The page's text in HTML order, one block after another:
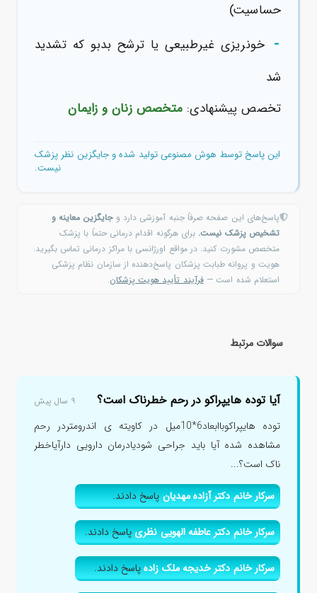
حساسیت)
- خونریزی غیرطبیعی یا ترشح بدبو که تشدید
شد
تخصص پیشنهادی: متخصص زنان و زایمان
این پاسخ توسط هوش مصنوعی تولید شده و جایگزین نظر پزشک
نیست.
پاسخ‌های این صفحه صرفاً جنبه آموزشی دارد وجایگزین معاینه و
تشخیص پزشک نیست. برای هرگونه اقدام درمانی حتماً با پزشک
متخصص مشورت کنید. در مواقع اورژانسی با مراکز درمانی تماس بگیرید.
هویت و پروانه طبابت پزشکان پاسخ‌دهنده از سازمان نظام پزشکی
استعلام شده است —فرآیند تأیید هویت پزشکان.
سوالات مرتبط
آیا توده هایپراکو در رحم خطرناک است؟ ۹ سال پیش
توده هایپراکوباابعاد6*10میل در کاویته ی اندرومتردر رحم
مشاهده شده آیا باید جراحی شودیادرمان دارویی دارآیاخطر
ناک است؟...
سرکار خانم دکتر آزاده مهدیانپاسخ دادند.
سرکار خانم دکتر عاطفه الهویی نظریپاسخ دادند.
سرکار خانم دکتر خدیجه ملک زادهپاسخ دادند.